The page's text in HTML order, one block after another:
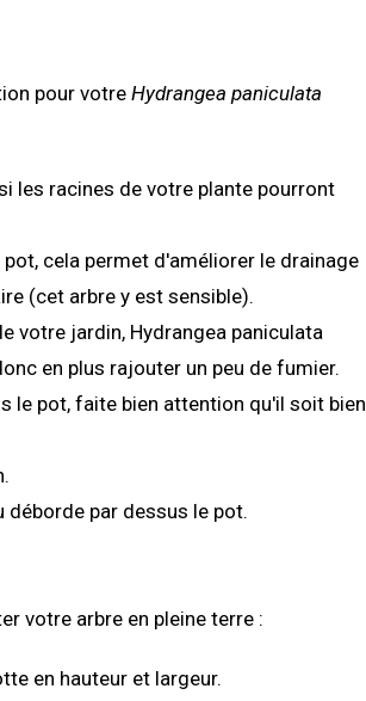
pour votre Hydrangea paniculata
les racines de votre plante pourront
cela permet d'améliorer le drainage
(cet arbre y est sensible).
votre jardin, Hydrangea paniculata
en plus rajouter un peu de fumier.
le pot, faite bien attention qu'il soit bien
par dessus le pot.
votre arbre en pleine terre :
en hauteur et largeur.